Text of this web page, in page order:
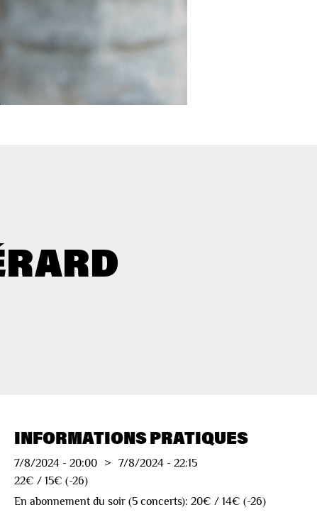
INFORMATIONS PRATIQUES
7/8/2024 -20:00 > 7/8/2024 -22:15
22€ / 15€ (-26)
En abonnement du soir (5 concerts): 20€ / 14€ (-26)